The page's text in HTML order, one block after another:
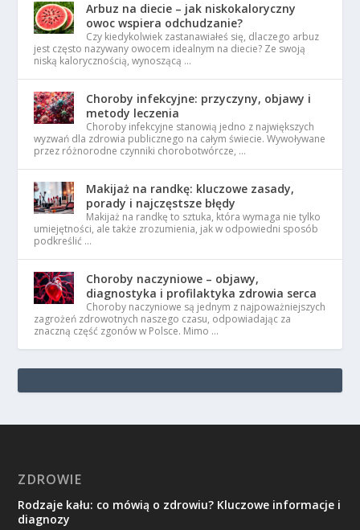
Arbuz na diecie – jak niskokaloryczny
owoc wspiera odchudzanie?
Czy kiedykolwiek zastanawiałeś się, dlaczego arbuz
jest często nazywany owocem idealnym na diecie? Ze swoją
niską kalorycznością, wynoszącą …
Choroby infekcyjne: przyczyny, objawy i
metody leczenia
Choroby infekcyjne stanowią jedno z największych
wyzwań dla zdrowia publicznego na całym świecie. Wywoływane
przez różnorodne czynniki chorobotwórcze, …
Makijaż na randkę: kluczowe zasady,
porady i najczęstsze błędy
Makijaż na randkę to sztuka, która wymaga nie tylko
umiejętności, ale także zrozumienia, jak w odpowiedni sposób
podkreślić …
Choroby naczyniowe – objawy,
diagnostyka i profilaktyka zdrowia serca
Choroby naczyniowe są jednym z najpoważniejszych
zagrożeń zdrowotnych naszego czasu, odpowiadając za
znaczną część zgonów w Polsce. Mimo …
ZDROWIE
Rodzaje kału: co mówią o zdrowiu? Kluczowe informacje i
diagnozy